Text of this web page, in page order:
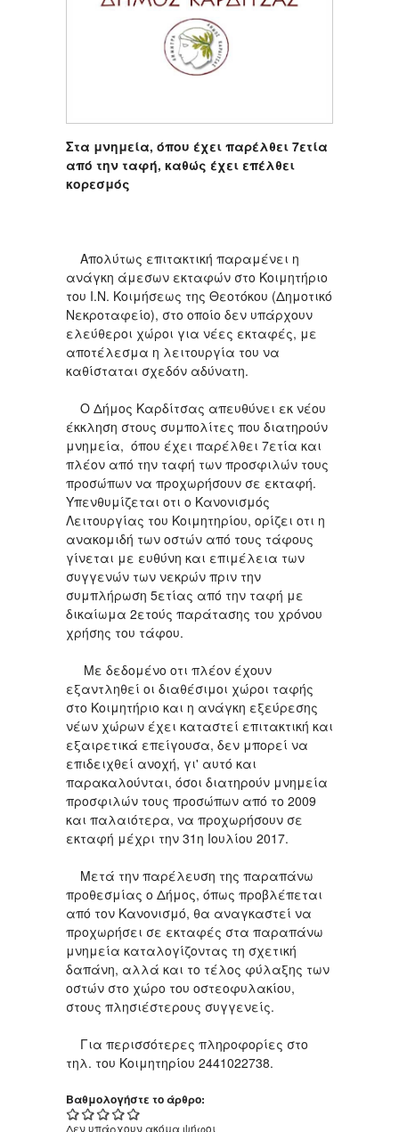
Στα μνημεία, όπου έχει παρέλθει 7ετία
από την ταφή, καθώς έχει επέλθει
κορεσμός
Απολύτως επιτακτική παραμένει η
ανάγκη άμεσων εκταφών στο Κοιμητήριο
του Ι.Ν. Κοιμήσεως της Θεοτόκου (Δημοτικό
Νεκροταφείο), στο οποίο δεν υπάρχουν
ελεύθεροι χώροι για νέες εκταφές, με
αποτέλεσμα η λειτουργία του να
καθίσταται σχεδόν αδύνατη.
Ο Δήμος Καρδίτσας απευθύνει εκ νέου
έκκληση στους συμπολίτες που διατηρούν
μνημεία, όπου έχει παρέλθει 7ετία και
πλέον από την ταφή των προσφιλών τους
προσώπων να προχωρήσουν σε εκταφή.
Υπενθυμίζεται οτι ο Κανονισμός
Λειτουργίας του Κοιμητηρίου, ορίζει οτι η
ανακομιδή των οστών από τους τάφους
γίνεται με ευθύνη και επιμέλεια των
συγγενών των νεκρών πριν την
συμπλήρωση 5ετίας από την ταφή με
δικαίωμα 2ετούς παράτασης του χρόνου
χρήσης του τάφου.
Με δεδομένο οτι πλέον έχουν
εξαντληθεί οι διαθέσιμοι χώροι ταφής
στο Κοιμητήριο και η ανάγκη εξεύρεσης
νέων χώρων έχει καταστεί επιτακτική και
εξαιρετικά επείγουσα, δεν μπορεί να
επιδειχθεί ανοχή, γι' αυτό και
παρακαλούνται, όσοι διατηρούν μνημεία
προσφιλών τους προσώπων από το 2009
και παλαιότερα, να προχωρήσουν σε
εκταφή μέχρι την 31η Ιουλίου 2017.
Μετά την παρέλευση της παραπάνω
προθεσμίας ο Δήμος, όπως προβλέπεται
από τον Κανονισμό, θα αναγκαστεί να
προχωρήσει σε εκταφές στα παραπάνω
μνημεία καταλογίζοντας τη σχετική
δαπάνη, αλλά και το τέλος φύλαξης των
οστών στο χώρο του οστεοφυλακίου,
στους πλησιέστερους συγγενείς.
Για περισσότερες πληροφορίες στο
τηλ. του Κοιμητηρίου 2441022738.
Βαθμολογήστε το άρθρο:
Δεν υπάρχουν ακόμα ψήφοι